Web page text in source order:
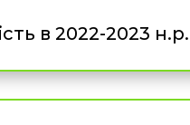
в 2022-2023 н.р.